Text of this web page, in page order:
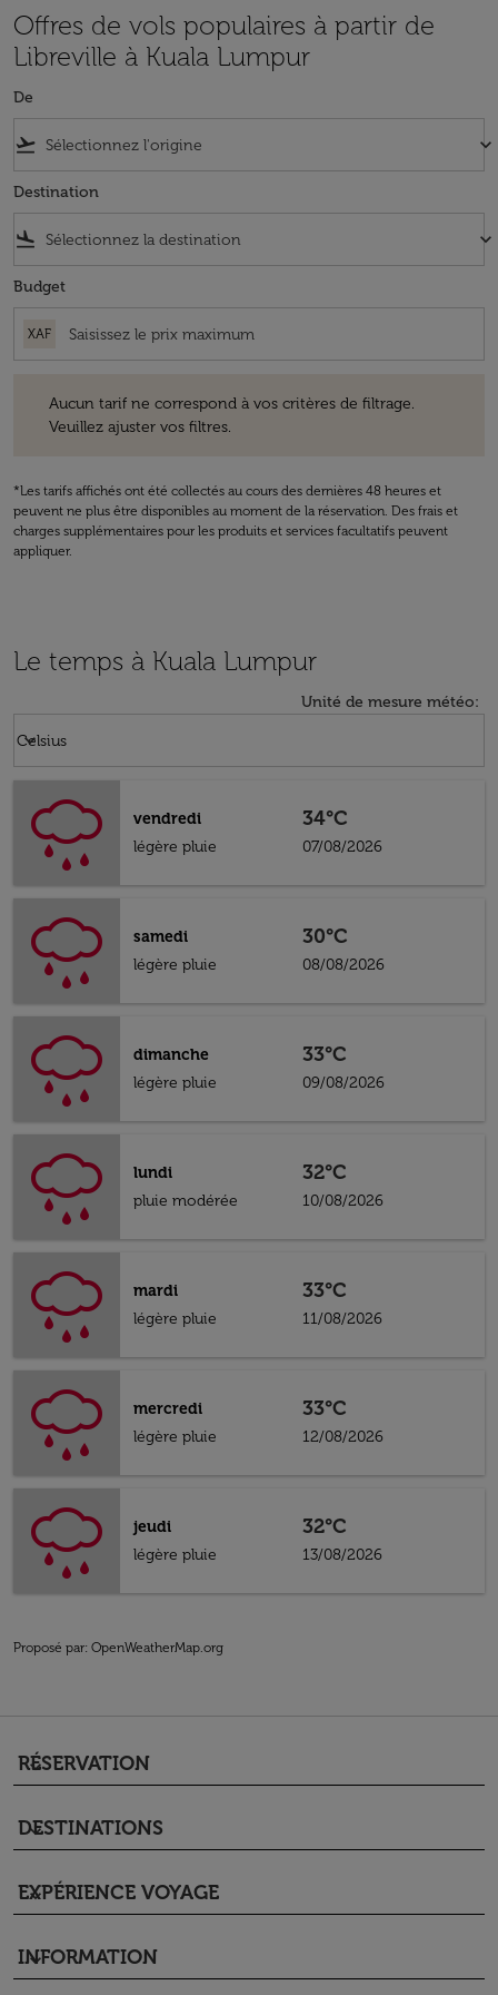
Offres de vols populaires à partir de
Libreville à Kuala Lumpur
De
flight_takeoff keyboard_arrow_down
Destination
flight_land keyboard_arrow_down
Budget
XAF
Aucun tarif ne correspond à vos critères de filtrage.
Veuillez ajuster vos filtres.
*Les tarifs affichés ont été collectés au cours des dernières 48 heures et
peuvent ne plus être disponibles au moment de la réservation. Des frais et
charges supplémentaires pour les produits et services facultatifs peuvent
appliquer.
Le temps à Kuala Lumpur
Unité de mesure météo:
Celsius
keyboard_arrow_down
vendredi
légère pluie
34°C
07/08/2026
samedi
légère pluie
30°C
08/08/2026
dimanche
légère pluie
33°C
09/08/2026
lundi
pluie modérée
32°C
10/08/2026
mardi
légère pluie
33°C
11/08/2026
mercredi
légère pluie
33°C
12/08/2026
jeudi
légère pluie
32°C
13/08/2026
Proposé par: OpenWeatherMap.org
RÉSERVATION
keyboard_arrow_down
DESTINATIONS
keyboard_arrow_down
EXPÉRIENCE VOYAGE
keyboard_arrow_down
INFORMATION
keyboard_arrow_down